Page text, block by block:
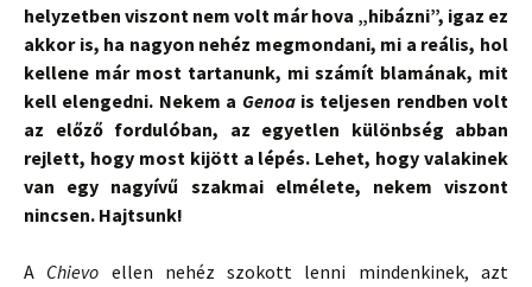
helyzetben viszont nem volt már hova „hibázni”, igaz ez
akkor is, ha nagyon nehéz megmondani, mi a reális, hol
kellene már most tartanunk, mi számít blamának, mit
kell elengedni. Nekem a Genoais teljesen rendben volt
az előző fordulóban, az egyetlen különbség abban
rejlett, hogy most kijött a lépés. Lehet, hogy valakinek
van egy nagyívű szakmai elmélete, nekem viszont
nincsen. Hajtsunk!
A Chievo ellen nehéz szokott lenni mindenkinek, azt